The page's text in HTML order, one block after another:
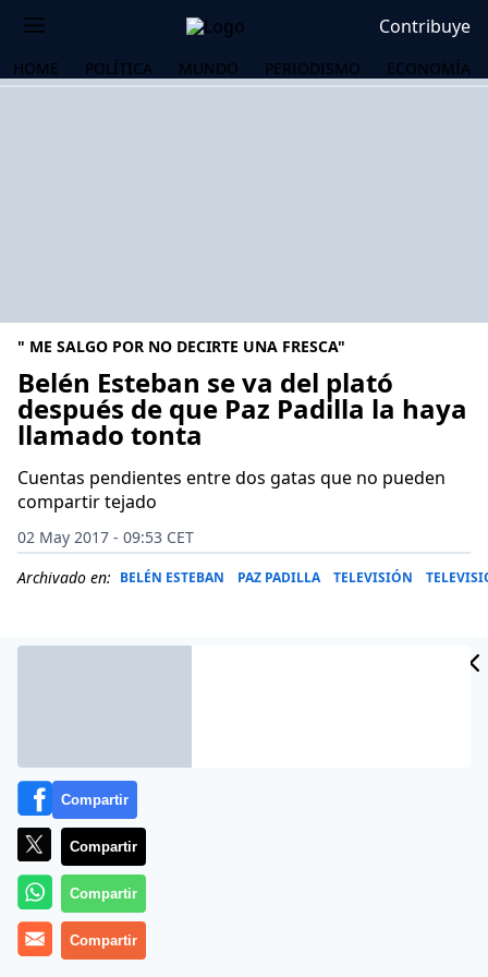
Contribuye
HOME POLÍTICA MUNDO PERIODISMO ECONOMÍA
" ME SALGO POR NO DECIRTE UNA FRESCA"
Belén Esteban se va del plató
después de que Paz Padilla la haya
llamado tonta
Cuentas pendientes entre dos gatas que no pueden
compartir tejado
02 May 2017 - 09:53 CET
Archivado en: BELÉN ESTEBAN PAZ PADILLA TELEVISIÓN
Amador Mohedano envió este 1 de mayo de 2017 un
mensaje a la dirección de ‘Sálvame’ pero Paz Padilla no
Compartir
Compartir
Compartir
Compartir